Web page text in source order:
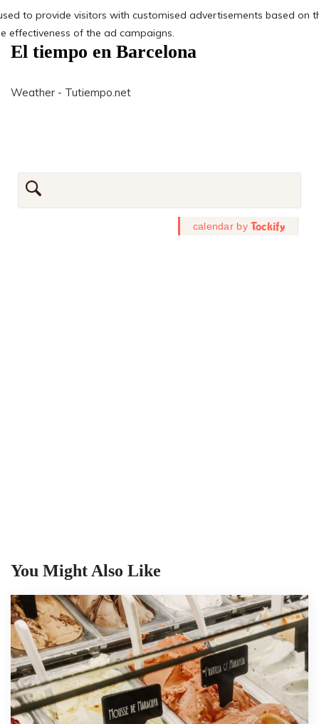
El tiempo en Barcelona
Weather - Tutiempo.net
You Might Also Like